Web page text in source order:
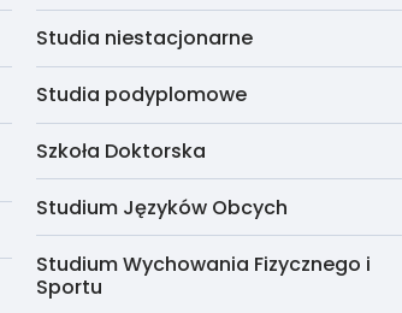
Studia niestacjonarne
Studia podyplomowe
Szkoła Doktorska
Studium Języków Obcych
Studium Wychowania Fizycznego i
Sportu